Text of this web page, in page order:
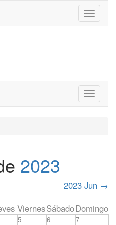
Toggle
2023
2023 Jun →
ViernesSábadoDomingo
5 6 7